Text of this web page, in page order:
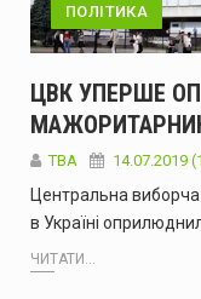
ПОЛІТИКА
ЦВК УПЕРШЕ
ТВА 14.07.2019
Центральна виборча
в Україні
ЧИТАТИ...